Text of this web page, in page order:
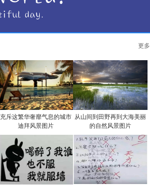
更多
充斥这繁华奢靡气息的城市
迪拜风景图片
从山间到田野再到大海美丽
的自然风景图片